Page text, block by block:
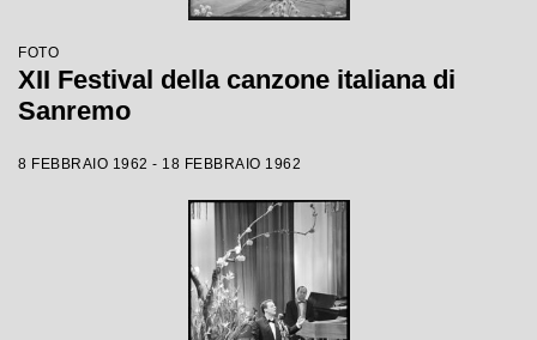
FOTO
XII Festival della canzone italiana di
Sanremo
8 FEBBRAIO 1962 - 18 FEBBRAIO 1962